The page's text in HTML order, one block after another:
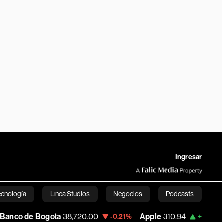
Ingresar
Línea Studios Negocios Podcasts
English
38,720.00 -0.21% Apple 310.94 +0.55% USD COP